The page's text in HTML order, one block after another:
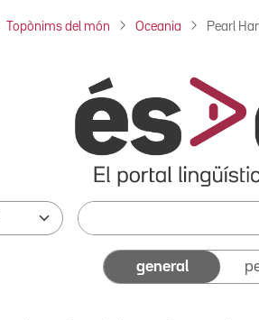
Topònims del món Oceania Pearl
general